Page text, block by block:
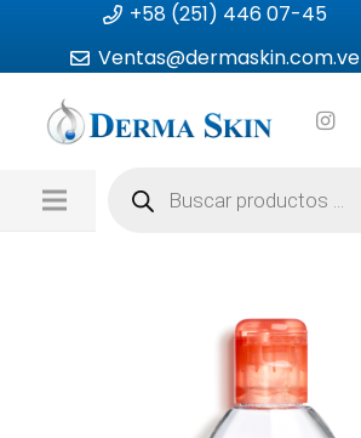
+58 (251) 446 07-45
Ventas@dermaskin.com.ve
productos